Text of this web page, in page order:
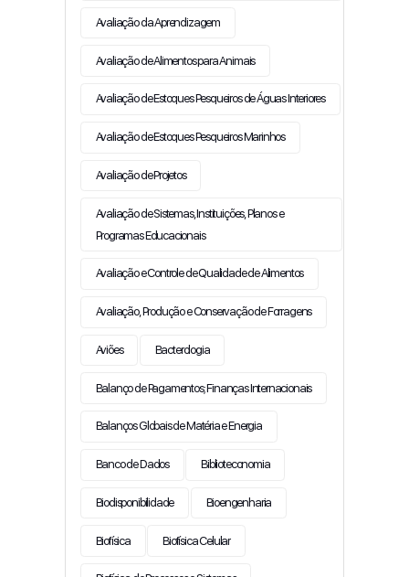
Avaliação da Aprendizagem
Avaliação de Alimentos para Animais
Avaliação de Estoques Pesqueiros de Águas Interiores
Avaliação de Estoques Pesqueiros Marinhos
Avaliação de Projetos
Avaliação de Sistemas, Instituições, Planos e
Programas Educacionais
Avaliação e Controle de Qualidade de Alimentos
Avaliação, Produção e Conservação de Forragens
Aviões Bacterologia
Balanço de Pagamentos; Finanças Internacionais
Balanços Globais de Matéria e Energia
Banco de Dados Biblioteconomia
Biodisponibilidade Bioengenharia
Biofísica Biofísica Celular